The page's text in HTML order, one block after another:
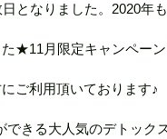
となりました。2020年
た★11月限定キャンペー
ご利用頂いております♪
できる大人気のデトッ